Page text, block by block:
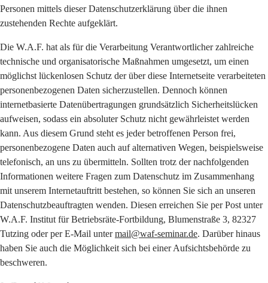
Personen mittels dieser Datenschutzerklärung über die ihnen
zustehenden Rechte aufgeklärt.
Die W.A.F. hat als für die Verarbeitung Verantwortlicher zahlreiche
technische und organisatorische Maßnahmen umgesetzt, um einen
möglichst lückenlosen Schutz der über diese Internetseite verarbeiteten
personenbezogenen Daten sicherzustellen. Dennoch können
internetbasierte Datenübertragungen grundsätzlich Sicherheitslücken
aufweisen, sodass ein absoluter Schutz nicht gewährleistet werden
kann. Aus diesem Grund steht es jeder betroffenen Person frei,
personenbezogene Daten auch auf alternativen Wegen, beispielsweise
telefonisch, an uns zu übermitteln. Sollten trotz der nachfolgenden
Informationen weitere Fragen zum Datenschutz im Zusammenhang
mit unserem Internetauftritt bestehen, so können Sie sich an unseren
Datenschutzbeauftragten wenden. Diesen erreichen Sie per Post unter
W.A.F. Institut für Betriebsräte-Fortbildung, Blumenstraße 3, 82327
Tutzing oder per E-Mail untermail@waf-seminar.de. Darüber hinaus
haben Sie auch die Möglichkeit sich bei einer Aufsichtsbehörde zu
beschweren.